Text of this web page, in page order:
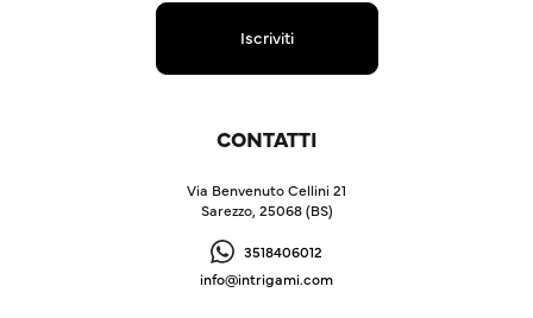
Iscriviti
CONTATTI
Via Benvenuto Cellini 21
Sarezzo, 25068 (BS)
3518406012
info@intrigami.com